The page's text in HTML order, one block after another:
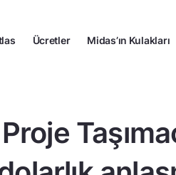
Ücretler Midas’ın Kulakları